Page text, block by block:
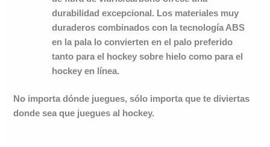
durabilidad excepcional. Los materiales muy
duraderos combinados con la tecnología ABS
en la pala lo convierten en el palo preferido
tanto para el hockey sobre hielo como para el
hockey en línea.
No importa dónde juegues, sólo importa que te diviertas
donde sea que juegues al hockey.